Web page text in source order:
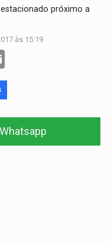
próximo a
às 15:19